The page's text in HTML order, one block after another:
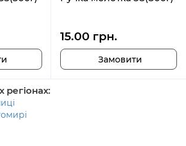
15.00 грн.
Замовити
регіонах: